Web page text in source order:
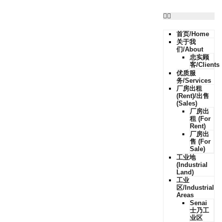
首页/Home
关于我
们/About
忠实顾
客/Clients
优质服
务/Services
厂房出租
(Rent)/出售
(Sales)
厂房出
租 (For
Rent)
厂房出
售 (For
Sale)
工业地
(Industrial
Land)
工业
区/Industrial
Areas
Senai
士乃工
业区